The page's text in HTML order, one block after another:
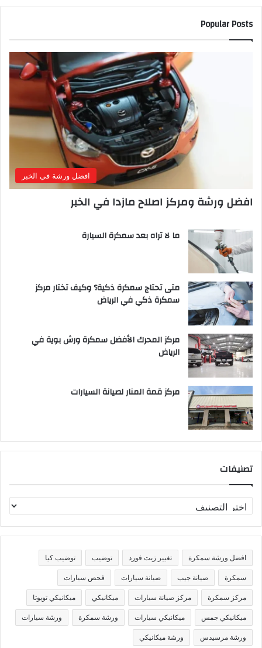
Popular Posts
افضل ورشة في الخبر
افضل ورشة ومركز اصلاح مازدا في الخبر
ما لا تراه بعد سمكرة السيارة
متى تحتاج سمكرة ذكية؟ وكيف تختار مركز
سمكرة ذكي في الرياض
مركز المحرك الأفضل سمكرة ورش بوية في
الرياض
مركز قمة المنار لصيانة السيارات
تصنيفات
ص
ن
ف
ا
افضل ورشة سمكرة تغيير زيت فورد توضيب توضيب كيا
سمكرة صيانة جيب صيانة سيارات فحص سيارات
مركز سمكرة مركز صيانة سيارات ميكانيكي ميكانيكي تويوتا
ميكانيكي جمس ميكانيكي سيارات ورشة سمكرة ورشة سيارات
ورشة مرسيدس ورشة ميكانيكي